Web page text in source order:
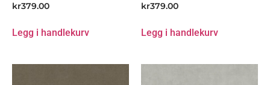
kr379.00
Legg i handlekurv
kr379.00
Legg i handlekurv